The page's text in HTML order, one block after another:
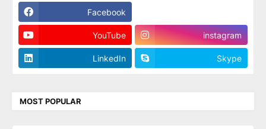
Facebook
YouTube instagram
LinkedIn Skype
MOST POPULAR